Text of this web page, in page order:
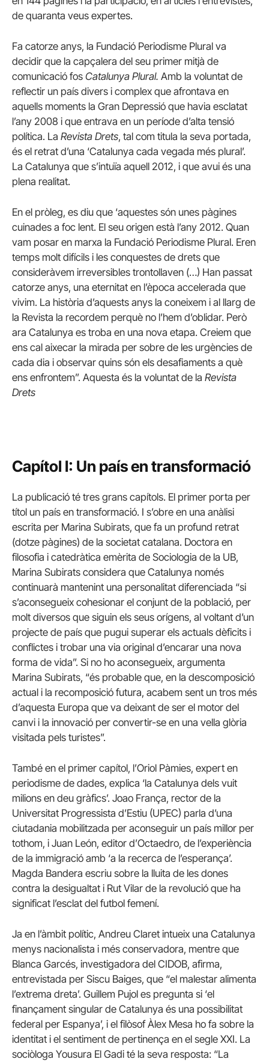
de quaranta veus expertes.
Fa catorze anys, la Fundació Periodisme Plural va
decidir que la capçalera del seu primer mitjà de
comunicació fos Catalunya Plural. Amb la voluntat de
reflectir un país divers i complex que afrontava en
aquells moments la Gran Depressió que havia esclatat
l’any 2008 i que entrava en un període d’alta tensió
política. La Revista Drets, tal com titula la seva portada,
és el retrat d’una ‘Catalunya cada vegada més plural’.
La Catalunya que s’intuïa aquell 2012, i que avui és una
plena realitat.
En el pròleg, es diu que ‘aquestes són unes pàgines
cuinades a foc lent. El seu origen està l’any 2012. Quan
vam posar en marxa la Fundació Periodisme Plural. Eren
temps molt difícils i les conquestes de drets que
consideràvem irreversibles trontollaven (…) Han passat
catorze anys, una eternitat en l’època accelerada que
vivim. La història d’aquests anys la coneixem i al llarg de
la Revista la recordem perquè no l’hem d’oblidar. Però
ara Catalunya es troba en una nova etapa. Creiem que
ens cal aixecar la mirada per sobre de les urgències de
cada dia i observar quins són els desafiaments a què
ens enfrontem”. Aquesta és la voluntat de la Revista
Drets
Capítol I: Un país en transformació
La publicació té tres grans capítols. El primer porta per
títol un país en transformació. I s’obre en una anàlisi
escrita per Marina Subirats, que fa un profund retrat
(dotze pàgines) de la societat catalana. Doctora en
filosofia i catedràtica emèrita de Sociologia de la UB,
Marina Subirats considera que Catalunya només
continuarà mantenint una personalitat diferenciada “si
s’aconsegueix cohesionar el conjunt de la població, per
molt diversos que siguin els seus orígens, al voltant d’un
projecte de país que pugui superar els actuals dèficits i
conflictes i trobar una via original d’encarar una nova
forma de vida”. Si no ho aconsegueix, argumenta
Marina Subirats, “és probable que, en la descomposició
actual i la recomposició futura, acabem sent un tros més
d’aquesta Europa que va deixant de ser el motor del
canvi i la innovació per convertir-se en una vella glòria
visitada pels turistes”.
També en el primer capítol, l’Oriol Pàmies, expert en
periodisme de dades, explica ‘la Catalunya dels vuit
milions en deu gràfics’. Joao França, rector de la
Universitat Progressista d’Estiu (UPEC) parla d’una
ciutadania mobilitzada per aconseguir un país millor per
tothom, i Juan León, editor d’Octaedro, de l’experiència
de la immigració amb ‘a la recerca de l’esperança’.
Magda Bandera escriu sobre la lluita de les dones
contra la desigualtat i Rut Vilar de la revolució que ha
significat l’esclat del futbol femení.
Ja en l’àmbit polític, Andreu Claret intueix una Catalunya
menys nacionalista i més conservadora, mentre que
Blanca Garcés, investigadora del CIDOB, afirma,
entrevistada per Siscu Baiges, que “el malestar alimenta
l’extrema dreta’. Guillem Pujol es pregunta si ‘el
finançament singular de Catalunya és una possibilitat
federal per Espanya’, i el filòsof Àlex Mesa ho fa sobre la
identitat i el sentiment de pertinença en el segle XXI. La
sociòloga Yousura El Gadi té la seva resposta: “La